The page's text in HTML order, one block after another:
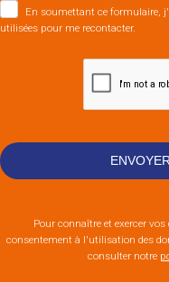
En soumettant ce formulaire,
utilisées pour me recontacter.
Pour connaître et exercer
consentement à l'utilisation des
consulter notre